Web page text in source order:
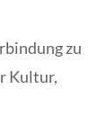
zu
Kultur,